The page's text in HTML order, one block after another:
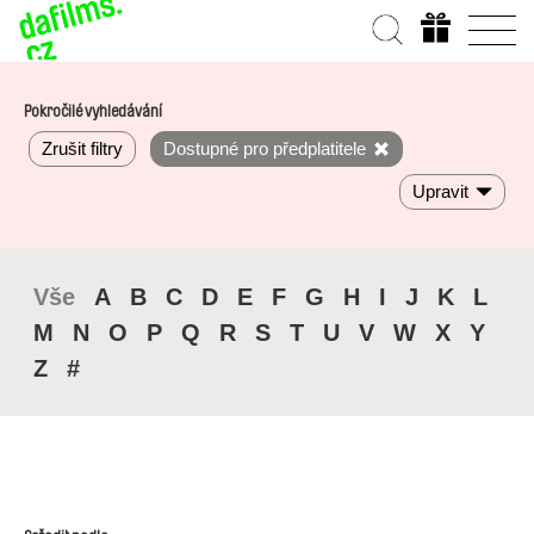
Pokročilé vyhledávání
Zrušit filtry Dostupné pro předplatitele
Upravit
Vše A B C D E F G H I J K
L
M
N O P Q R S T U V W X
Y
Z
#